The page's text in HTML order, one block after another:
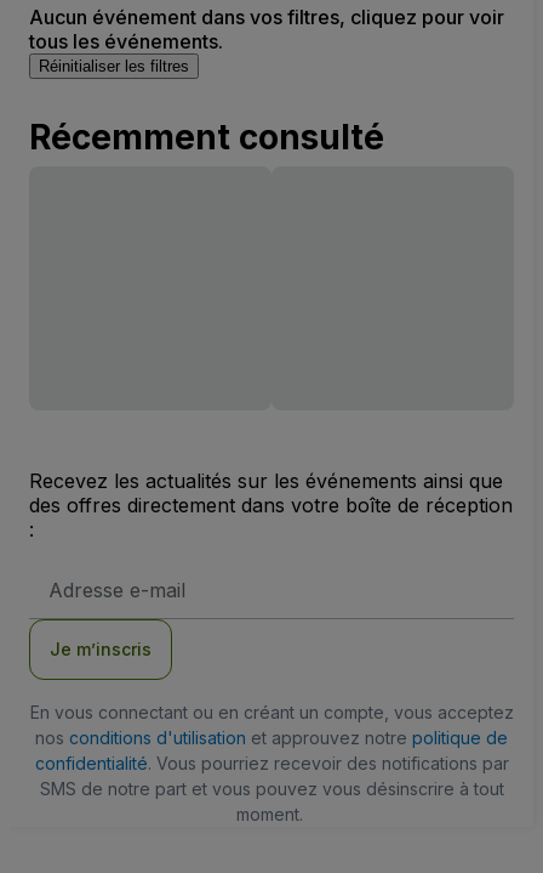
Aucun événement dans vos filtres, cliquez pour voir
tous les événements.
Réinitialiser les filtres
Récemment consulté
Recevez les actualités sur les événements ainsi que
des offres directement dans votre boîte de réception
:
e-
Je m’inscris
En vous connectant ou en créant un compte, vous acceptez
nos conditions d'utilisation et approuvez notre politique de
confidentialité. Vous pourriez recevoir des notifications par
SMS de notre part et vous pouvez vous désinscrire à tout
moment.